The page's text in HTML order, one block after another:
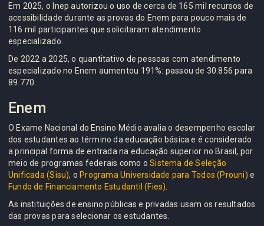
Em 2025, o Inep autorizou o uso de cerca de 165 mil recursos de
acessibilidade durante as provas do Enem para pouco mais de
116 mil participantes que solicitaram atendimento
especializado.
De 2022 a 2025, o quantitativo de pessoas com atendimento
especializado no Enem aumentou 191%: passou de 30.856 para
89.770.
Enem
O Exame Nacional do Ensino Médio avalia o desempenho escolar
dos estudantes ao término da educação básica e é considerado
a principal forma de entrada na educação superior no Brasil, por
meio de programas federais como o Sistema de Seleção
Unificada (Sisu), o Programa Universidade para Todos (Prouni) e
Fundo de Financiamento Estudantil (Fies)
As instituições de ensino públicas e privadas usam os resultados
das provas para selecionar os estudantes.